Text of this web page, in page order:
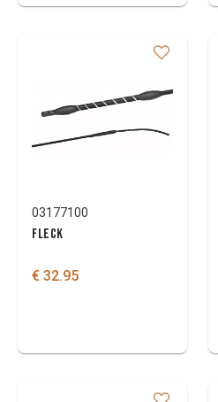
03177100
FLECK
€ 32.95